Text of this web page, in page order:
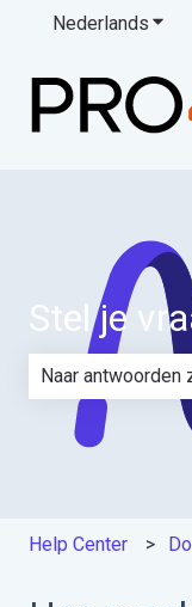
Nederlands
Stel je
Er zijn geen
Help Center